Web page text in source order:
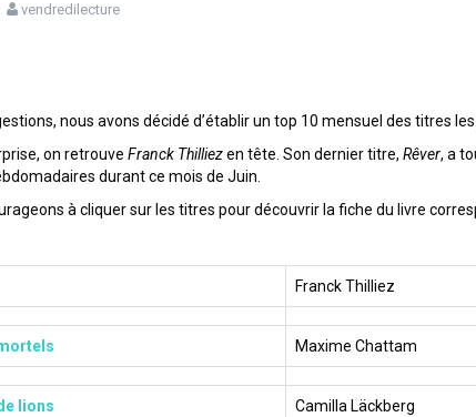
vendredilecture
nous avons décidé d’établir un top 10 mensuel des titres les
on retrouve Franck Thilliezen tête. Son dernier titre, Rêver, a
durant ce mois de Juin.
à cliquer sur les titres pour découvrir la fiche du livre
Franck Thilliez
Maxime Chattam
lions Camilla Läckberg